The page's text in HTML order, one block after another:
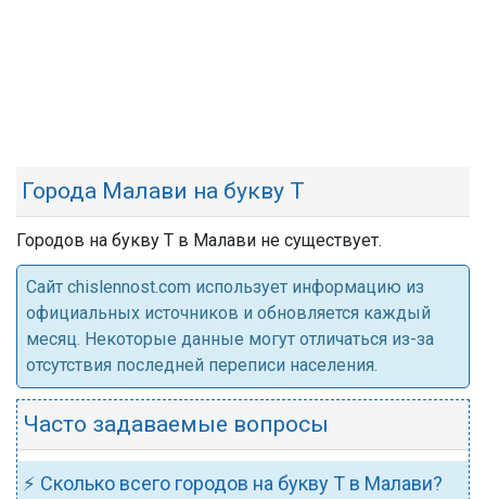
Города Малави на букву Т
Городов на букву Т в Малави не существует.
Cайт chislennost.com использует информацию из
официальных источников и обновляется каждый
месяц. Некоторые данные могут отличаться из-за
отсутствия последней переписи населения.
Часто задаваемые вопросы
⚡ Сколько всего городов на букву Т в Малави?